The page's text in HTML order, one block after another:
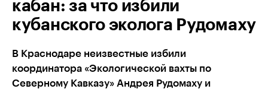
кабан: за что избили
кубанского эколога Рудомаху
В Краснодаре неизвестные избили
координатора «Экологической вахты по
Северному Кавказу» Андрея Рудомаху и